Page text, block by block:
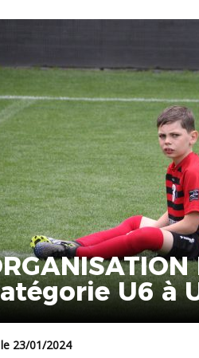
U6 à
le 23/01/2024